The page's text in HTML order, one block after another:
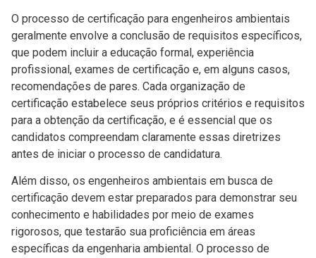
O processo de certificação para engenheiros ambientais
geralmente envolve a conclusão de requisitos específicos,
que podem incluir a educação formal, experiência
profissional, exames de certificação e, em alguns casos,
recomendações de pares. Cada organização de
certificação estabelece seus próprios critérios e requisitos
para a obtenção da certificação, e é essencial que os
candidatos compreendam claramente essas diretrizes
antes de iniciar o processo de candidatura.
Além disso, os engenheiros ambientais em busca de
certificação devem estar preparados para demonstrar seu
conhecimento e habilidades por meio de exames
rigorosos, que testarão sua proficiência em áreas
específicas da engenharia ambiental. O processo de